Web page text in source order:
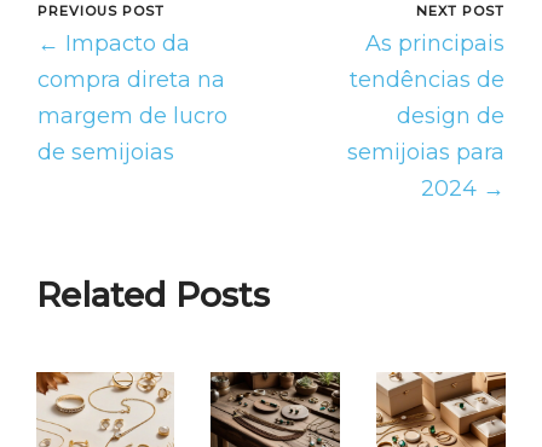
PREVIOUS POST
← Impacto da
compra direta na
margem de lucro
de semijoias
NEXT POST
As principais
tendências de
design de
semijoias para
2024 →
Related Posts